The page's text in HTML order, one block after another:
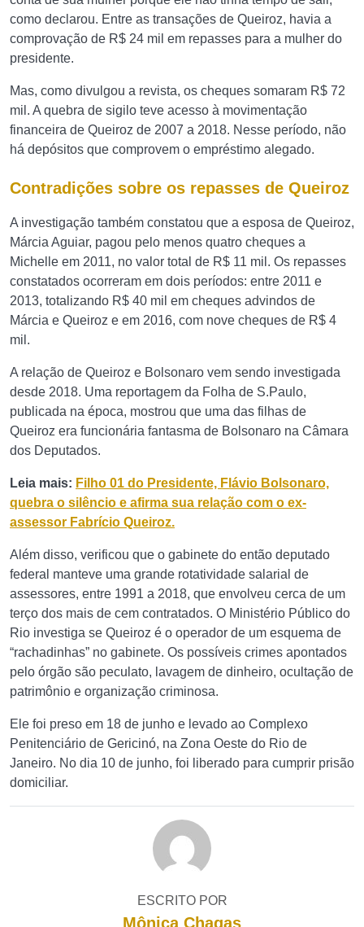
como declarou. Entre as transações de Queiroz, havia a
comprovação de R$ 24 mil em repasses para a mulher do
presidente.
Mas, como divulgou a revista, os cheques somaram R$ 72
mil. A quebra de sigilo teve acesso à movimentação
financeira de Queiroz de 2007 a 2018. Nesse período, não
há depósitos que comprovem o empréstimo alegado.
Contradições sobre os repasses de Queiroz
A investigação também constatou que a esposa de Queiroz,
Márcia Aguiar, pagou pelo menos quatro cheques a
Michelle em 2011, no valor total de R$ 11 mil. Os repasses
constatados ocorreram em dois períodos: entre 2011 e
2013, totalizando R$ 40 mil em cheques advindos de
Márcia e Queiroz e em 2016, com nove cheques de R$ 4
mil.
A relação de Queiroz e Bolsonaro vem sendo investigada
desde 2018. Uma reportagem da Folha de S.Paulo,
publicada na época, mostrou que uma das filhas de
Queiroz era funcionária fantasma de Bolsonaro na Câmara
dos Deputados.
Leia mais: Filho 01 do Presidente, Flávio Bolsonaro,
quebra o silêncio e afirma sua relação com o ex-
assessor Fabrício Queiroz.
Além disso, verificou que o gabinete do então deputado
federal manteve uma grande rotatividade salarial de
assessores, entre 1991 a 2018, que envolveu cerca de um
terço dos mais de cem contratados. O Ministério Público do
Rio investiga se Queiroz é o operador de um esquema de
“rachadinhas” no gabinete. Os possíveis crimes apontados
pelo órgão são peculato, lavagem de dinheiro, ocultação de
patrimônio e organização criminosa.
Ele foi preso em 18 de junho e levado ao Complexo
Penitenciário de Gericinó, na Zona Oeste do Rio de
Janeiro. No dia 10 de junho, foi liberado para cumprir prisão
domiciliar.
ESCRITO POR
Mônica Chagas